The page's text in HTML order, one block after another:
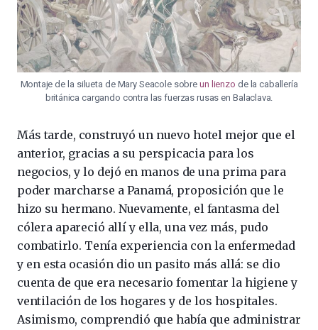
Montaje de la silueta de Mary Seacole sobre un lienzo de la caballería
británica cargando contra las fuerzas rusas en Balaclava.
Más tarde, construyó un nuevo hotel mejor que el
anterior, gracias a su perspicacia para los
negocios, y lo dejó en manos de una prima para
poder marcharse a Panamá, proposición que le
hizo su hermano. Nuevamente, el fantasma del
cólera apareció allí y ella, una vez más, pudo
combatirlo. Tenía experiencia con la enfermedad
y en esta ocasión dio un pasito más allá: se dio
cuenta de que era necesario fomentar la higiene y
ventilación de los hogares y de los hospitales.
Asimismo, comprendió que había que administrar